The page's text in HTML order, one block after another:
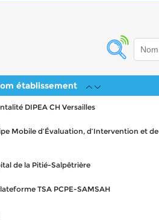
établissement
DIPEA CH Versailles
Mobile d’Évaluation, d’Intervention et de
de la Pitié-Salpêtrière
TSA PCPE-SAMSAH